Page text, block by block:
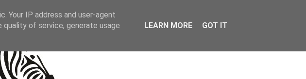
Your IP address and user-agent
of service, generate usage
LEARN MORE GOT IT